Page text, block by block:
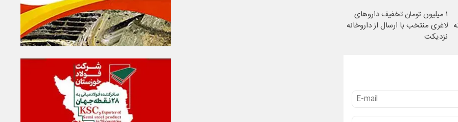
۱ میلیون تومان تخفیف داروهای
لاغری منتخب با ارسال از داروخانه
نزدیکت